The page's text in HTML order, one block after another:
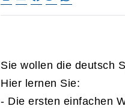
Sie wollen die deutsch
Hier lernen Sie:
- Die ersten einfachen